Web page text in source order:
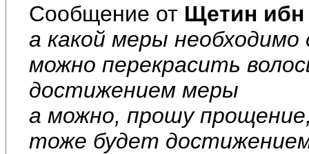
Сообщение от Щетин ибн
а какой меры
можно перекрасить
достижением меры
а можно, прошу
тоже будет